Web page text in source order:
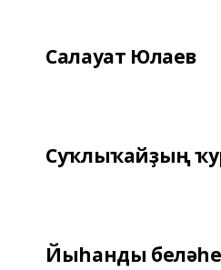
Салауат Юлаев
Суҡлыҡайҙың
Йыһанды